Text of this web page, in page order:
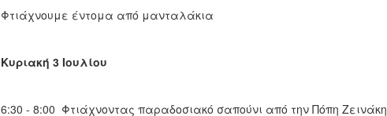
Φτιάχνουμε έντομα από μανταλάκια
Κυριακή 3 Ιουλίου
6:30 - 8:00 Φτιάχνοντας παραδοσιακό σαπούνι από την Πόπη Ζεινάκη